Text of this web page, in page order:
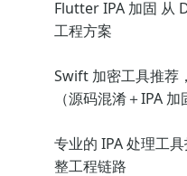
Flutter IPA 加固 从
工程方案
Swift 加密工具推荐
（源码混淆＋IPA
专业的 IPA 处理工
整工程链路